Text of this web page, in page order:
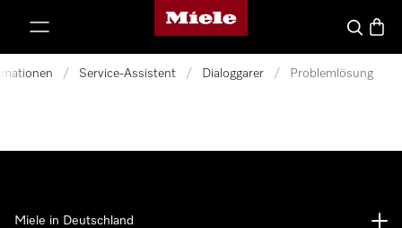
Miele-Homepage
Suche
/ Service-Assistent / Dialoggarer / Problemlösung
Miele in Deutschland